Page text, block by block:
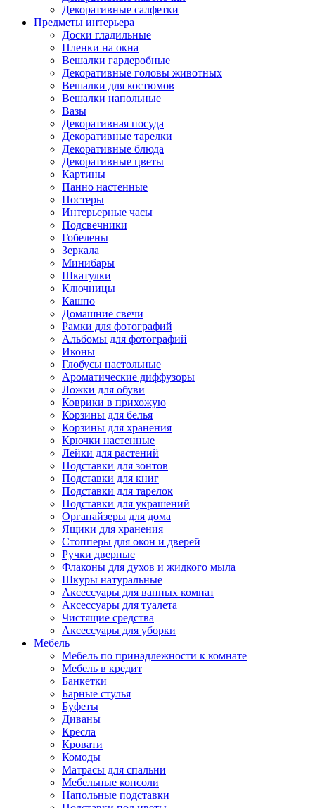
Декоративные салфетки
Предметы интерьера
Доски гладильные
Пленки на окна
Вешалки гардеробные
Декоративные головы животных
Вешалки для костюмов
Вешалки напольные
Вазы
Декоративная посуда
Декоративные тарелки
Декоративные блюда
Декоративные цветы
Картины
Панно настенные
Постеры
Интерьерные часы
Подсвечники
Гобелены
Зеркала
Минибары
Шкатулки
Ключницы
Кашпо
Домашние свечи
Рамки для фотографий
Альбомы для фотографий
Иконы
Глобусы настольные
Ароматические диффузоры
Ложки для обуви
Коврики в прихожую
Корзины для белья
Корзины для хранения
Крючки настенные
Лейки для растений
Подставки для зонтов
Подставки для книг
Подставки для тарелок
Подставки для украшений
Органайзеры для дома
Ящики для хранения
Стопперы для окон и дверей
Ручки дверные
Флаконы для духов и жидкого мыла
Шкуры натуральные
Аксессуары для ванных комнат
Аксессуары для туалета
Чистящие средства
Аксессуары для уборки
Мебель
Мебель по принадлежности к комнате
Мебель в кредит
Банкетки
Барные стулья
Буфеты
Диваны
Кресла
Кровати
Комоды
Матрасы для спальни
Мебельные консоли
Напольные подставки